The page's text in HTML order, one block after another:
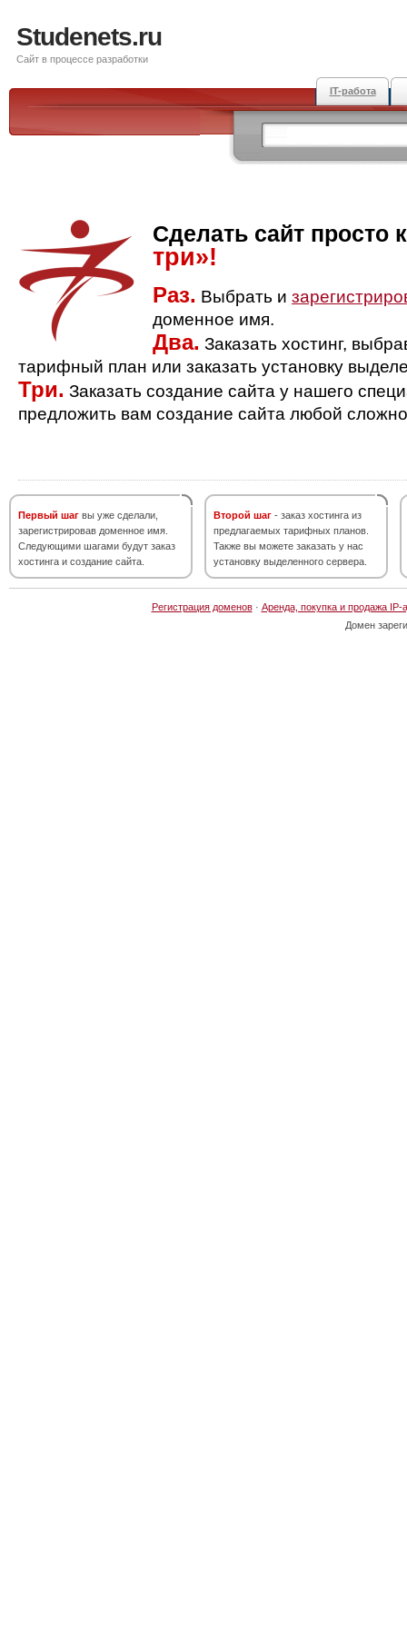
Studenets.ru
Сайт в процессе разработки
IT-работа
Сделать сайт просто
три»!
Раз. Выбрать и
доменное имя.
Два. Заказать хостинг,
тарифный план или заказать установку
Три. Заказать создание сайта у нашего
предложить вам создание сайта любой
Первый шаг вы уже сделали,
зарегистрировав доменное имя.
Следующими шагами будут заказ
хостинга и создание сайта.
Второй шаг - заказ хостинга из
предлагаемых тарифных планов.
Также вы можете заказать у нас
установку выделенного сервера.
Регистрация доменов· Аренда, покупка и продажа IP-
Домен